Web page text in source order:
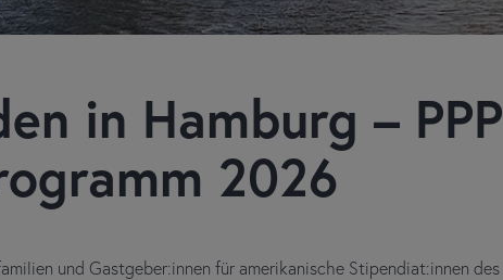
in Hamburg – PPP
2026
und Gastgeber:innen für amerikanische Stipendiat:innen des